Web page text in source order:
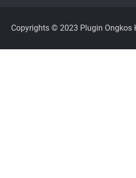
Copyrights © 2023 Plugin Ongkos